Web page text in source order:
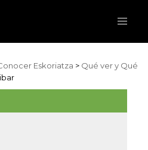
Eskoriatza > Qué ver y Qué